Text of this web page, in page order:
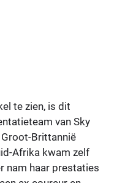
te zien, is dit
van Sky
Brittannië
Afrika kwam zelf
nam haar prestaties